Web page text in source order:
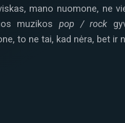
mano nuomone, ne
muzikos pop / rock
to ne tai, kad nėra, bet ir